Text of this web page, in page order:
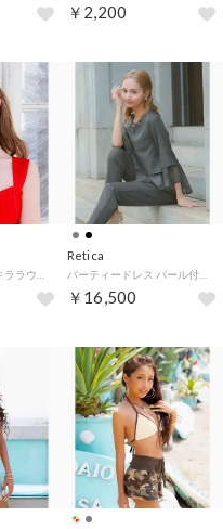
￥2,200
Retica
パーティードレス パール付きキーネックレースレイヤード風フレアスリーブパンツドレス 結婚式 二次会 （チャコールグレー）
￥16,500